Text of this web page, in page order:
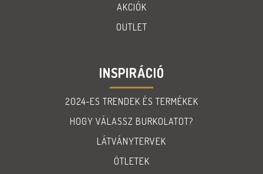
AKCIÓK
OUTLET
INSPIRÁCIÓ
2024-ES TRENDEK ÉS TERMÉKEK
HOGY VÁLASSZ BURKOLATOT?
LÁTVÁNYTERVEK
ÖTLETEK